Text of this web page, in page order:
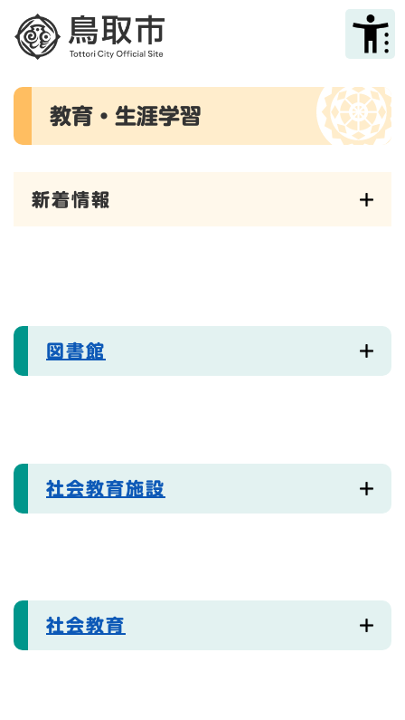
メニューを飛ばして本文へ
本
教育・生涯学習
新着情報
図書館
社会教育施設
社会教育